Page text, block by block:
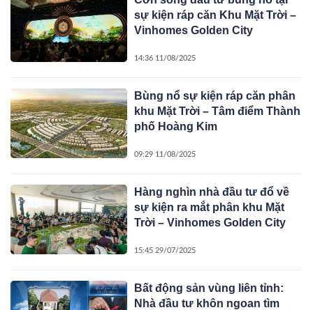
sự kiện ráp căn Khu Mặt Trời –
Vinhomes Golden City
14:36 11/08/2025
Bùng nổ sự kiện ráp căn phân
khu Mặt Trời – Tâm điểm Thành
phố Hoàng Kim
09:29 11/08/2025
Hàng nghìn nhà đầu tư đổ về
sự kiện ra mắt phân khu Mặt
Trời – Vinhomes Golden City
15:45 29/07/2025
Bất động sản vùng liên tỉnh:
Nhà đầu tư khôn ngoan tìm